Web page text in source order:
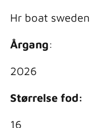
Hr boat sweden
Årgang:
2026
Størrelse fod:
16